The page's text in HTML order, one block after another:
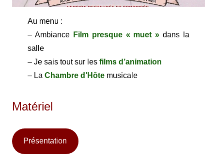
Au menu :
– AmbianceFilm presque « muet » dans la
salle
– Je sais tout sur les films d’animation
– La Chambre d’Hôte musicale
Matériel
Présentation